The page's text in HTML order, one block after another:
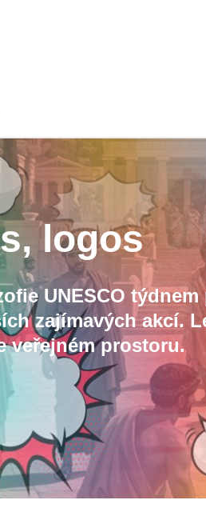
logos
UNESCO
zajímavých akcí.
veřejném prostoru.